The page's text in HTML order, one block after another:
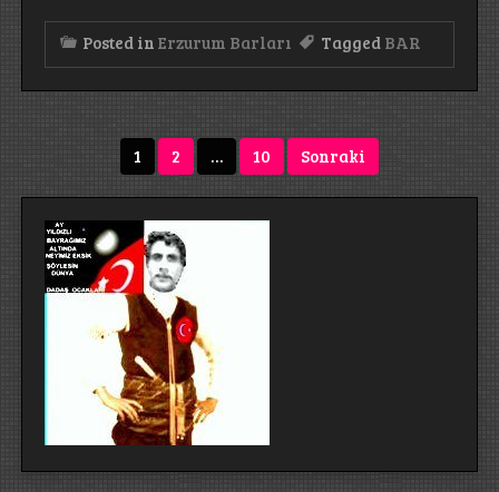
Posted in Erzurum Barları Tagged BAR
sayfalandırması
1 2 … 10 Sonraki